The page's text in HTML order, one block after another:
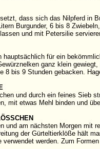
dass sich das Nilpferd in
Burgunder, 6 bis 8
und mit Petersilie
hauptsächlich für ein
ganz klein
8 bis 9 Stunden gebacken.
und durch ein feines Sieb
mit etwas Mehl binden und
und am nächsten Morgen mit
der Gürteltierklöße hält
werden. Zum